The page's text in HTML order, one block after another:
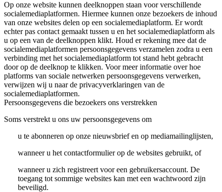
Op onze website kunnen deelknoppen staan voor verschillende
socialemediaplatformen. Hiermee kunnen onze bezoekers de inhoud
van onze websites delen op een socialemediaplatform. Er wordt
echter pas contact gemaakt tussen u en het socialemediaplatform als
u op een van de deelknoppen klikt. Houd er rekening mee dat de
socialemediaplatformen persoonsgegevens verzamelen zodra u een
verbinding met het socialemediaplatform tot stand hebt gebracht
door op de deelknop te klikken. Voor meer informatie over hoe
platforms van sociale netwerken persoonsgegevens verwerken,
verwijzen wij u naar de privacyverklaringen van de
socialemediaplatformen.
Persoonsgegevens die bezoekers ons verstrekken
Soms verstrekt u ons uw persoonsgegevens om
u te abonneren op onze nieuwsbrief en op mediamailinglijsten,
wanneer u het contactformulier op de websites gebruikt, of
wanneer u zich registreert voor een gebruikersaccount. De
toegang tot sommige websites kan met een wachtwoord zijn
beveiligd.